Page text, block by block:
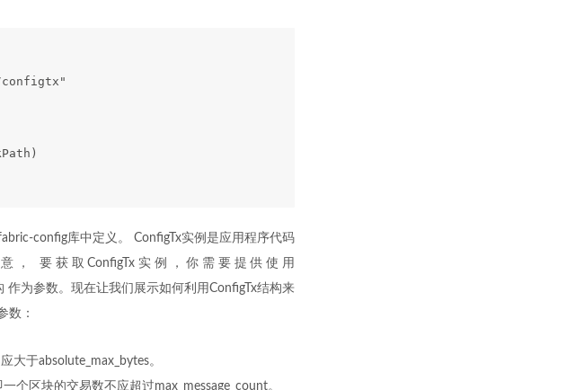
config库中定义。 ConfigTx实例是应用程序代码
要获取ConfigTx实例，你需要提供使用
为参数。现在让我们展示如何利用ConfigTx结构来
数：
大于absolute_max_bytes。
个区块的交易数不应超过max_message_count。